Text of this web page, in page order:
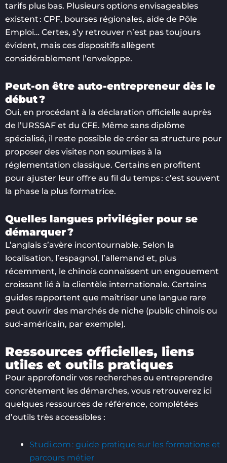
tarifs plus bas. Plusieurs options envisageables
existent : CPF, bourses régionales, aide de Pôle
Emploi… Certes, s’y retrouver n’est pas toujours
évident, mais ces dispositifs allègent
considérablement l’enveloppe.
Peut-on être auto-entrepreneur dès le
début ?
Oui, en procédant à la déclaration officielle auprès
de l’URSSAF et du CFE. Même sans diplôme
spécialisé, il reste possible de créer sa structure pour
proposer des visites non soumises à la
réglementation classique. Certains en profitent
pour ajuster leur offre au fil du temps : c’est souvent
la phase la plus formatrice.
Quelles langues privilégier pour se
démarquer ?
L’anglais s’avère incontournable. Selon la
localisation, l’espagnol, l’allemand et, plus
récemment, le chinois connaissent un engouement
croissant lié à la clientèle internationale. Certains
guides rapportent que maîtriser une langue rare
peut ouvrir des marchés de niche (public chinois ou
sud-américain, par exemple).
Ressources officielles, liens
utiles et outils pratiques
Pour approfondir vos recherches ou entreprendre
concrètement les démarches, vous retrouverez ici
quelques ressources de référence, complétées
d’outils très accessibles :
Studi.com : guide pratique sur les formations et
parcours métier